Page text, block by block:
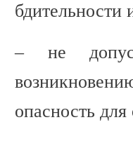
бдительности
– не
опасность